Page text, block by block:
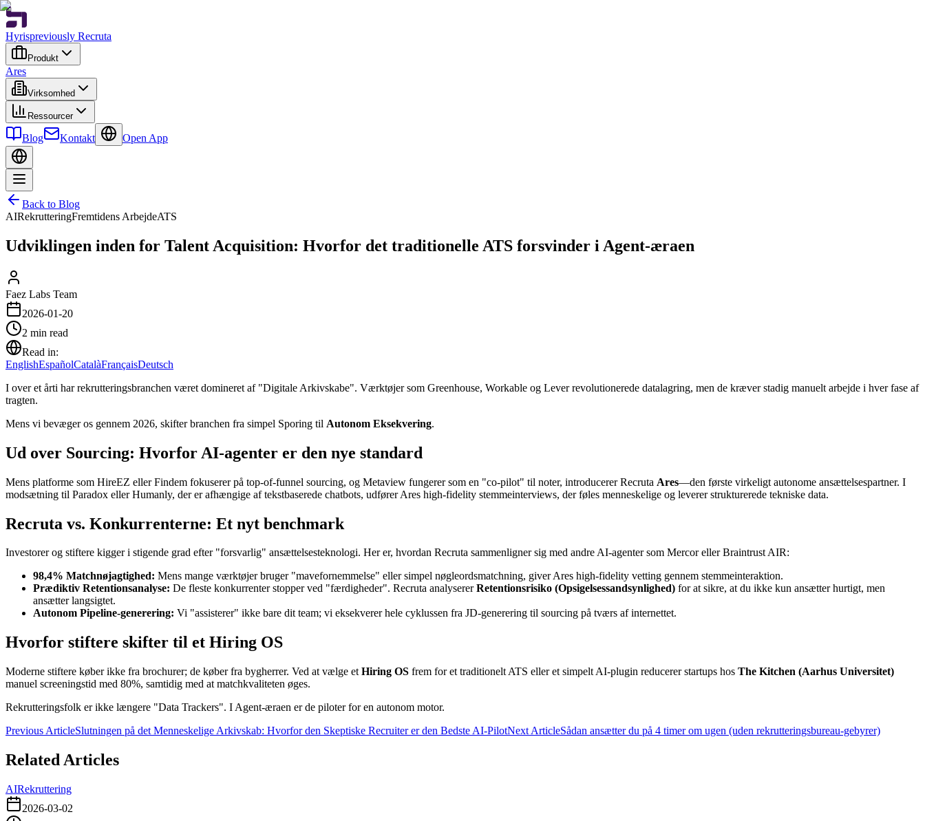
Hyrispreviously Recruta
Produkt
Ares
Virksomhed
Ressourcer
Blog Kontakt Open App
Back to Blog
AIRekrutteringFremtidens ArbejdeATS
Udviklingen inden for Talent Acquisition: Hvorfor det traditionelle ATS forsvinder i Agent-æraen
Faez Labs Team
2026-01-20
2 min read
Read in:
EnglishEspañolCatalàFrançaisDeutsch
I over et årti har rekrutteringsbranchen været domineret af "Digitale Arkivskabe". Værktøjer som Greenhouse, Workable og Lever revolutionerede datalagring, men de kræver stadig manuelt arbejde i hver fase af
tragten.
Mens vi bevæger os gennem 2026, skifter branchen fra simpel Sporing til Autonom Eksekvering.
Ud over Sourcing: Hvorfor AI-agenter er den nye standard
Mens platforme som HireEZ eller Findem fokuserer på top-of-funnel sourcing, og Metaview fungerer som en "co-pilot" til noter, introducerer Recruta Ares—den første virkeligt autonome ansættelsespartner. I
modsætning til Paradox eller Humanly, der er afhængige af tekstbaserede chatbots, udfører Ares high-fidelity stemmeinterviews, der føles menneskelige og leverer strukturerede tekniske data.
Recruta vs. Konkurrenterne: Et nyt benchmark
Investorer og stiftere kigger i stigende grad efter "forsvarlig" ansættelsesteknologi. Her er, hvordan Recruta sammenligner sig med andre AI-agenter som Mercor eller Braintrust AIR:
98,4% Matchnøjagtighed: Mens mange værktøjer bruger "mavefornemmelse" eller simpel nøgleordsmatchning, giver Ares high-fidelity vetting gennem stemmeinteraktion.
Prædiktiv Retentionsanalyse: De fleste konkurrenter stopper ved "færdigheder". Recruta analysererRetentionsrisiko (Opsigelsessandsynlighed) for at sikre, at du ikke kun ansætter hurtigt, men
ansætter langsigtet.
Autonom Pipeline-generering: Vi "assisterer" ikke bare dit team; vi eksekverer hele cyklussen fra JD-generering til sourcing på tværs af internettet.
Hvorfor stiftere skifter til et Hiring OS
Moderne stiftere køber ikke fra brochurer; de køber fra bygherrer. Ved at vælge et Hiring OS frem for et traditionelt ATS eller et simpelt AI-plugin reducerer startups hos The Kitchen (Aarhus Universitet)
manuel screeningstid med 80%, samtidig med at matchkvaliteten øges.
Rekrutteringsfolk er ikke længere "Data Trackers". I Agent-æraen er de piloter for en autonom motor.
Previous ArticleSlutningen på det Menneskelige Arkivskab: Hvorfor den Skeptiske Recruiter er den Bedste AI-PilotNext ArticleSådan ansætter du på 4 timer om ugen (uden rekrutteringsbureau-gebyrer)
Related Articles
AIRekruttering
2026-03-02